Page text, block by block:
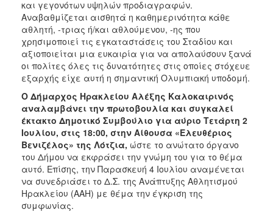
και γεγονότων υψηλών προδιαγραφών.
Αναβαθμίζεται αισθητά η καθημερινότητα κάθε
αθλητή, -τριας ή/και αθλούμενου, -ης που
χρησιμοποιεί τις εγκαταστάσεις του Σταδίου και
αξιοποιείται μια ευκαιρία για να απολαύσουν ξανά
οι πολίτες όλες τις δυνατότητες στις οποίες στόχευε
εξαρχής είχε αυτή η σημαντική Ολυμπιακή υποδομή.
Ο Δήμαρχος Ηρακλείου Αλέξης Καλοκαιρινός
αναλαμβάνει την πρωτοβουλία και συγκαλεί
έκτακτο Δημοτικό Συμβούλιο για αύριο Τετάρτη 2
Ιουλίου, στις 18:00, στην Αίθουσα «Ελευθέριος
Βενιζέλος» της Λότζια, ώστε το ανώτατο όργανο
του Δήμου να εκφράσει την γνώμη του για το θέμα
αυτό. Επίσης, την Παρασκευή 4 Ιουλίου αναμένεται
να συνεδριάσει το Δ.Σ. της Ανάπτυξης Αθλητισμού
Ηρακλείου (ΑΑΗ) με θέμα την έγκριση της
συμφωνίας.